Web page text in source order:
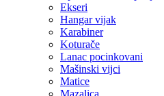
Ekseri
Hangar vijak
Karabiner
Koturače
Lanac pocinkovani
Mašinski vijci
Matice
Mazalica